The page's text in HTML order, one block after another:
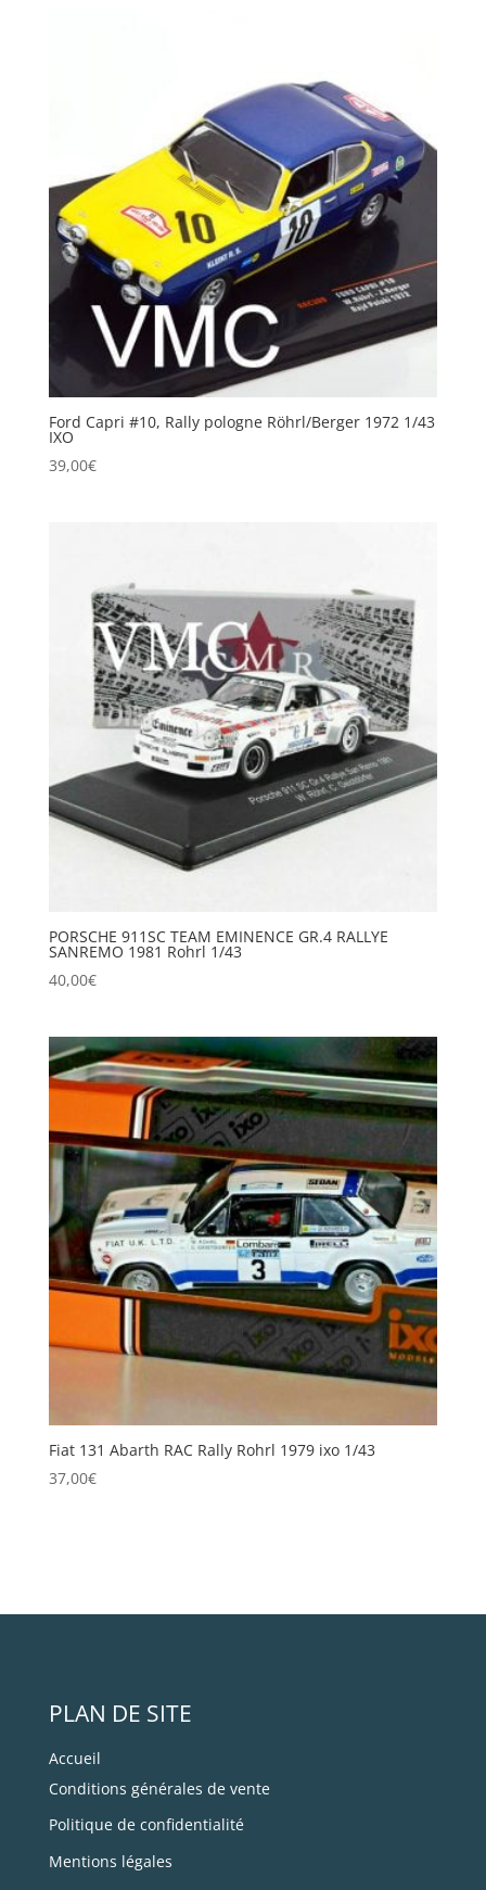
Ford Capri #10, Rally pologne Röhrl/Berger 1972 1/43
IXO
39,00€
PORSCHE 911SC TEAM EMINENCE GR.4 RALLYE
SANREMO 1981 Rohrl 1/43
40,00€
Fiat 131 Abarth RAC Rally Rohrl 1979 ixo 1/43
37,00€
PLAN DE SITE
Accueil
Conditions générales de vente
Politique de confidentialité
Mentions légales